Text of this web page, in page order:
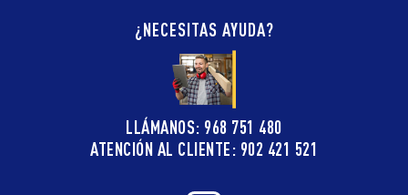
¿NECESITAS AYUDA?
LLÁMANOS: 968 751 480
ATENCIÓN AL CLIENTE: 902 421 521